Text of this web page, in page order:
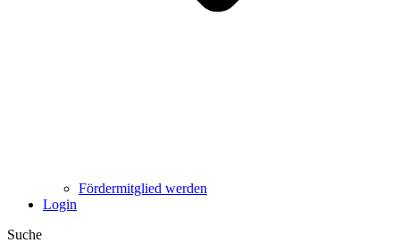
Fördermitglied werden
Login
Suche